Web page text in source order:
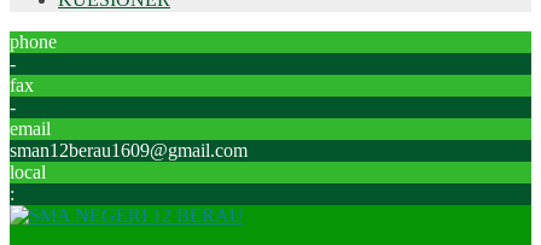
phone
-
fax
-
email
sman12berau1609@gmail.com
local
: